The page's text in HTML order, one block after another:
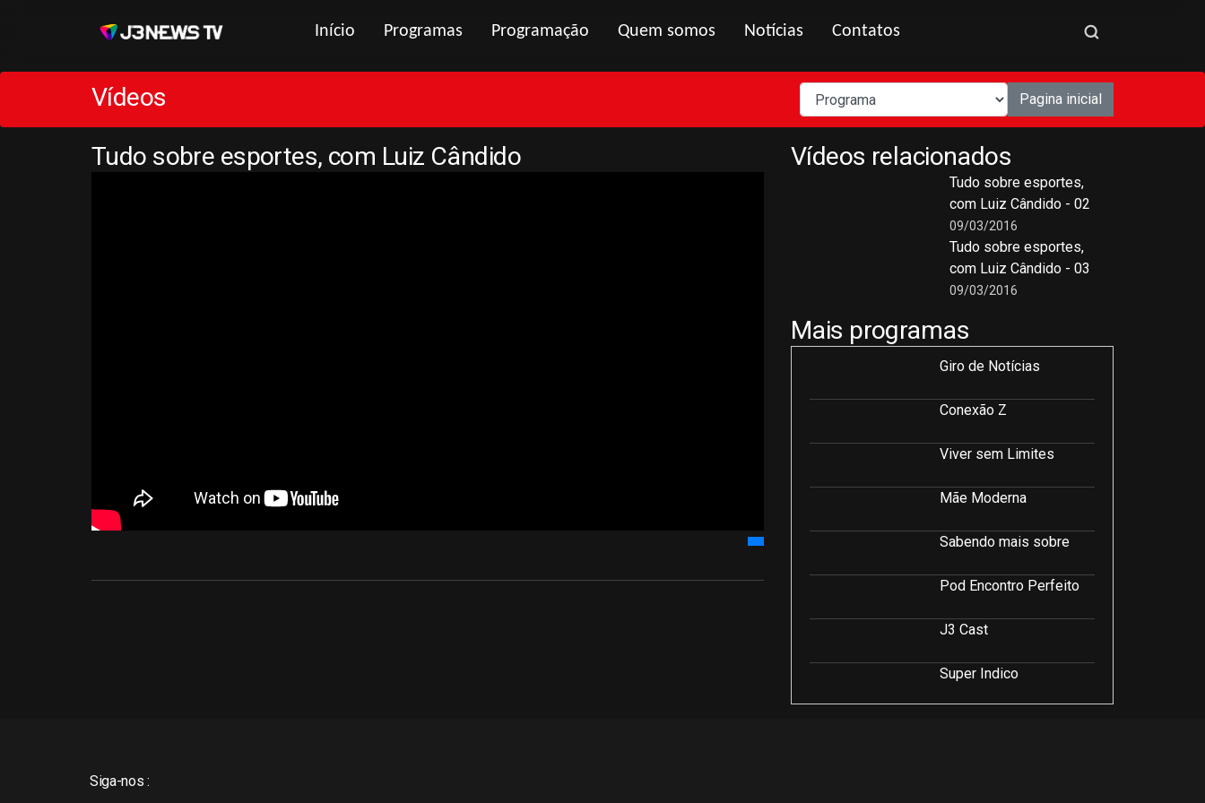
Início Programas Programação Quem somos Notícias Contatos
Vídeos Pagina inicial
Tudo sobre esportes, com Luiz Cândido Vídeos relacionados
Tudo sobre esportes,
com Luiz Cândido - 02
09/03/2016
Tudo sobre esportes,
com Luiz Cândido - 03
09/03/2016
Mais programas
Giro de Notícias
Conexão Z
Viver sem Limites
Mãe Moderna
Sabendo mais sobre
Pod Encontro Perfeito
J3 Cast
Super Indico
Siga-nos :